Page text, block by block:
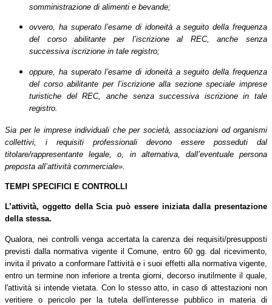
somministrazione di alimenti e bevande;
ovvero, ha superato l’esame di idoneità a seguito della frequenza
del corso abilitante per l’iscrizione al REC, anche senza
successiva iscrizione in tale registro;
oppure, ha superato l’esame di idoneità a seguito della frequenza
del corso abilitante per l’iscrizione alla sezione speciale imprese
turistiche del REC, anche senza successiva iscrizione in tale
registro.
Sia per le imprese individuali che per società, associazioni od organismi
collettivi, i requisiti professionali devono essere posseduti dal
titolare/rappresentante legale, o, in alternativa, dall’eventuale persona
preposta all’attività commerciale».
TEMPI SPECIFICI E CONTROLLI
L’attività, oggetto della Scia può essere iniziata dalla presentazione
della stessa.
Qualora, nei controlli venga accertata la carenza dei requisiti/presupposti
previsti dalla normativa vigente il Comune, entro 60 gg. dal ricevimento,
invita il privato a conformare l'attività e i suoi effetti alla normativa vigente,
entro un termine non inferiore a trenta giorni, decorso inutilmente il quale,
l'attività si intende vietata. Con lo stesso atto, in caso di attestazioni non
veritiere o pericolo per la tutela dell'interesse pubblico in materia di